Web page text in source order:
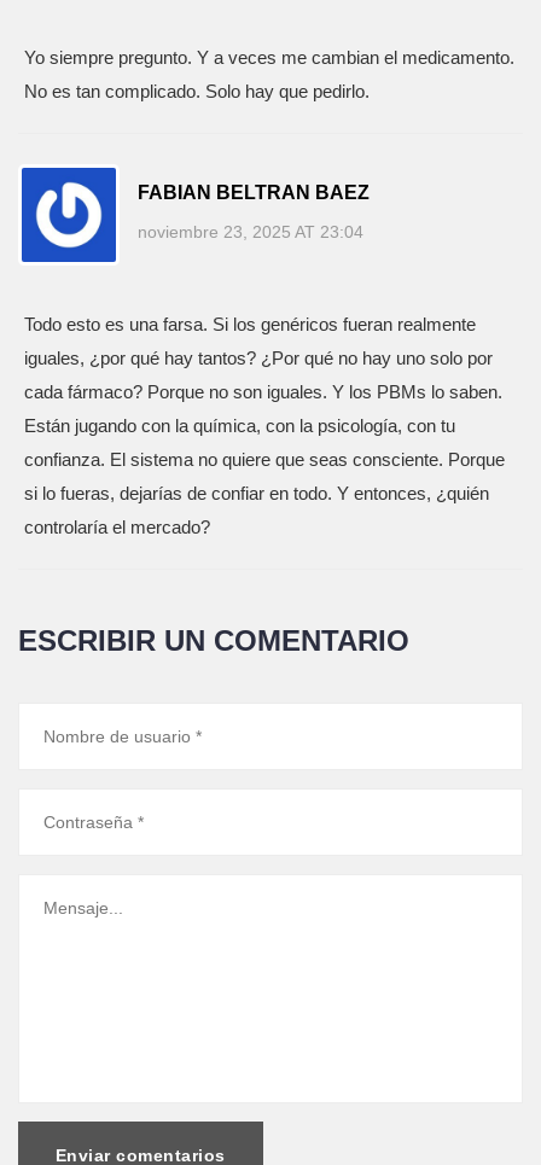
Yo siempre pregunto. Y a veces me cambian el medicamento.
No es tan complicado. Solo hay que pedirlo.
FABIAN BELTRAN BAEZ
noviembre 23, 2025 AT 23:04
Todo esto es una farsa. Si los genéricos fueran realmente
iguales, ¿por qué hay tantos? ¿Por qué no hay uno solo por
cada fármaco? Porque no son iguales. Y los PBMs lo saben.
Están jugando con la química, con la psicología, con tu
confianza. El sistema no quiere que seas consciente. Porque
si lo fueras, dejarías de confiar en todo. Y entonces, ¿quién
controlaría el mercado?
ESCRIBIR UN COMENTARIO
Enviar comentarios